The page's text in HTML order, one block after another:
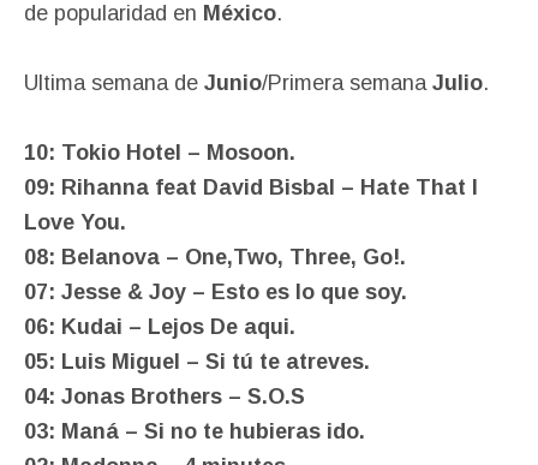
de popularidad en México.
Ultima semana de Junio/Primera semana Julio.
10: Tokio Hotel – Mosoon.
09: Rihanna feat David Bisbal – Hate That I
Love You.
08: Belanova – One,Two, Three, Go!.
07: Jesse & Joy – Esto es lo que soy.
06: Kudai – Lejos De aqui.
05: Luis Miguel – Si tú te atreves.
04: Jonas Brothers – S.O.S
03: Maná – Si no te hubieras ido.